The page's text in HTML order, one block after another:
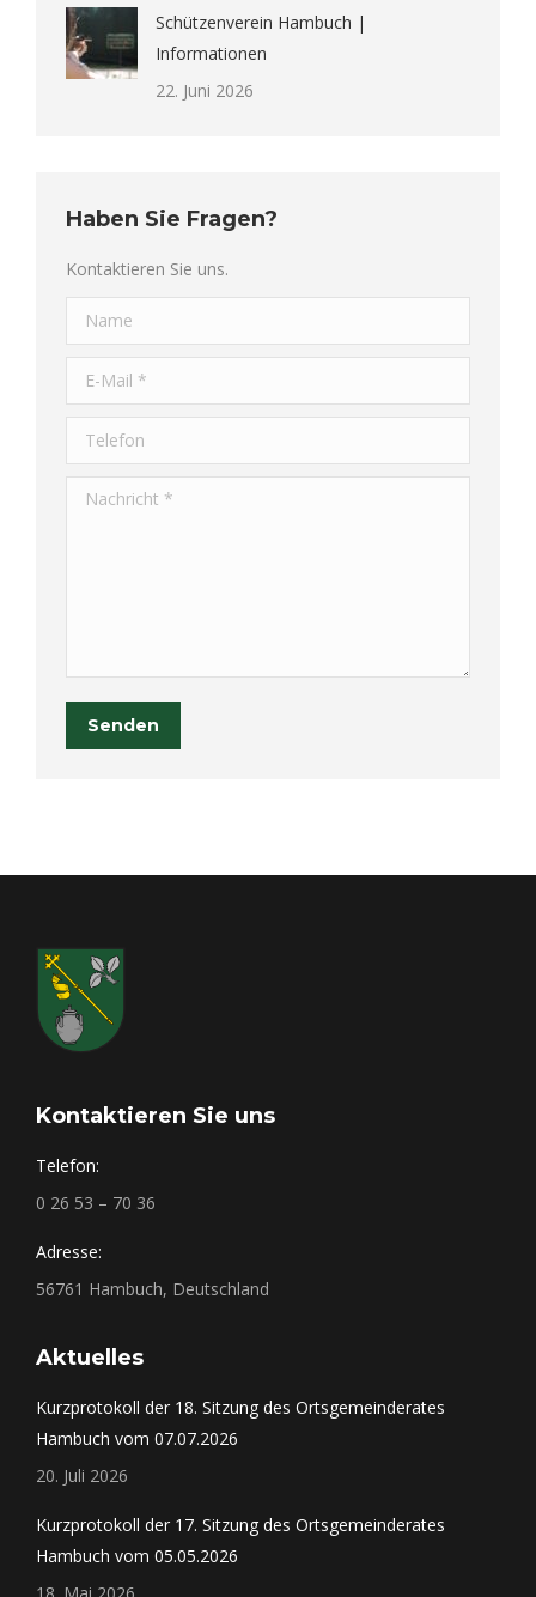
Schützenverein Hambuch |
Informationen
22. Juni 2026
Haben Sie Fragen?
Kontaktieren Sie uns.
Name
E-Mail *
Telefon
Nachricht *
Senden
Kontaktieren Sie uns
Telefon:
0 26 53 – 70 36
Adresse:
56761 Hambuch, Deutschland
Aktuelles
Kurzprotokoll der 18. Sitzung des Ortsgemeinderates
Hambuch vom 07.07.2026
20. Juli 2026
Kurzprotokoll der 17. Sitzung des Ortsgemeinderates
Hambuch vom 05.05.2026